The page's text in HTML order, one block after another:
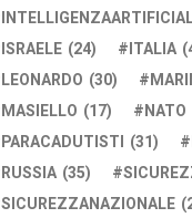
ISRAELE (24) ITALIA
LEONARDO (30)
MASIELLO (17) NATO
PARACADUTISTI (31)
RUSSIA (35)
SICUREZZANAZIONALE